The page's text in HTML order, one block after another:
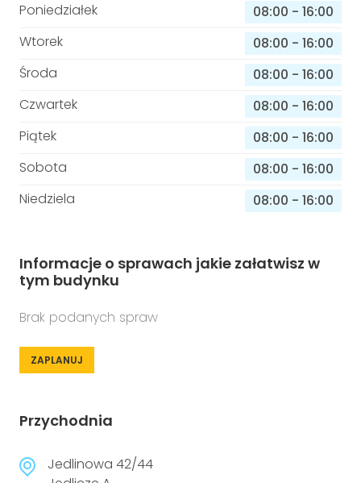
Poniedziałek 08:00 - 16:00
Wtorek
08:00 - 16:00
Środa
08:00 - 16:00
Czwartek
08:00 - 16:00
Piątek
08:00 - 16:00
Sobota
08:00 - 16:00
Niedziela
08:00 - 16:00
Informacje o sprawach jakie załatwisz w
tym budynku
Brak podanych spraw
ZAPLANUJ
Przychodnia
Jedlinowa 42/44